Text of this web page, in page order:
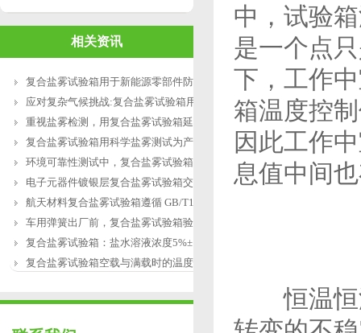
相关资讯
复合盐雾试验箱用于新能源零部件防腐测
应对复杂气候挑战:复合盐雾试验箱用于涂
重视盐雾检测，用复合盐雾试验箱延长产
复合盐雾试验箱用科学盐雾测试为产品研
环境可靠性测试中，复合盐雾试验箱缺水
电子元器件镀银层复合盐雾试验箱交变盐
航天材料复合盐雾试验箱遵循 GB/T12967.3
车用弹簧出厂前，复合盐雾试验箱验证盐
复合盐雾试验箱：盐水溶液浓度5%±1%的配
复合盐雾试验箱空载与满载时的温度恢复
中，试验
是一个点
下，工作
箱温度控
因此工作
息值中间
恒温恒湿